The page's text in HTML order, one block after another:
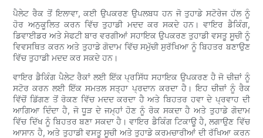
ਪੈਲੇਟ ਰੈਕ ਤੋਂ ਇਲਾਵਾ, ਕਈ ਉਪਕਰਣ ਉਪਲਬਧ ਹਨ ਜੋ ਤੁਹਾਡੇ ਸਟੋਰੇਜ ਹੱਲ ਨੂੰ
ਹੋਰ ਅਨੁਕੂਲਿਤ ਕਰਨ ਵਿੱਚ ਤੁਹਾਡੀ ਮਦਦ ਕਰ ਸਕਦੇ ਹਨ। ਵਾਇਰ ਡੈਕਿੰਗ,
ਡਿਵਾਈਡਰ ਅਤੇ ਸੇਫਟੀ ਬਾਰ ਵਰਗੀਆਂ ਸਹਾਇਕ ਉਪਕਰਣ ਤੁਹਾਡੀ ਵਸਤੂ ਸੂਚੀ ਨੂੰ
ਵਿਵਸਥਿਤ ਕਰਨ ਅਤੇ ਤੁਹਾਡੇ ਗੋਦਾਮ ਵਿੱਚ ਸਮੁੱਚੀ ਸੁਰੱਖਿਆ ਨੂੰ ਬਿਹਤਰ ਬਣਾਉਣ
ਵਿੱਚ ਤੁਹਾਡੀ ਮਦਦ ਕਰ ਸਕਦੇ ਹਨ।
ਵਾਇਰ ਡੈਕਿੰਗ ਪੈਲੇਟ ਰੈਕਾਂ ਲਈ ਇੱਕ ਪ੍ਰਸਿੱਧ ਸਹਾਇਕ ਉਪਕਰਣ ਹੈ ਜੋ ਚੀਜ਼ਾਂ ਨੂੰ
ਸਟੋਰ ਕਰਨ ਲਈ ਇੱਕ ਸਮਤਲ ਸਤ੍ਹਾ ਪ੍ਰਦਾਨ ਕਰਦਾ ਹੈ। ਇਹ ਚੀਜ਼ਾਂ ਨੂੰ ਰੈਕ
ਵਿੱਚੋਂ ਡਿੱਗਣ ਤੋਂ ਰੋਕਣ ਵਿੱਚ ਮਦਦ ਕਰਦਾ ਹੈ ਅਤੇ ਬਿਹਤਰ ਹਵਾ ਦੇ ਪ੍ਰਵਾਹ ਦੀ
ਆਗਿਆ ਦਿੰਦਾ ਹੈ, ਜੋ ਧੂੜ ਦੇ ਜਮ੍ਹਾਂ ਹੋਣ ਨੂੰ ਰੋਕ ਸਕਦਾ ਹੈ ਅਤੇ ਤੁਹਾਡੇ ਗੋਦਾਮ
ਵਿੱਚ ਦਿੱਖ ਨੂੰ ਬਿਹਤਰ ਬਣਾ ਸਕਦਾ ਹੈ। ਵਾਇਰ ਡੈਕਿੰਗ ਟਿਕਾਊ ਹੈ, ਲਗਾਉਣ ਵਿੱਚ
ਆਸਾਨ ਹੈ, ਅਤੇ ਤੁਹਾਡੀ ਵਸਤੂ ਸੂਚੀ ਅਤੇ ਤੁਹਾਡੇ ਕਰਮਚਾਰੀਆਂ ਦੀ ਰੱਖਿਆ ਕਰਨ